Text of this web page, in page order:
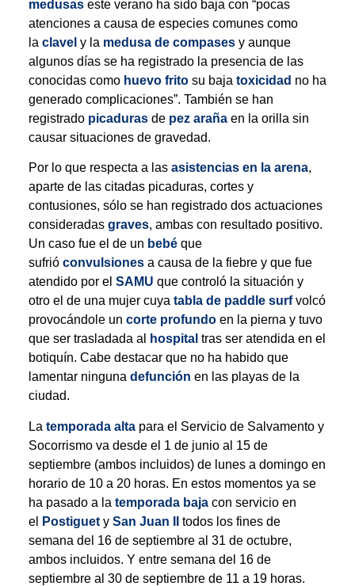
medusaseste verano ha sido baja con “pocas
atenciones a causa de especies comunes como
la clavel y la medusa de compasesy aunque
algunos días se ha registrado la presencia de las
conocidas como huevo fritosu baja toxicidad no ha
generado complicaciones”. También se han
registrado picadurasde pez arañaen la orilla sin
causar situaciones de gravedad.
Por lo que respecta a las asistencias en la arena,
aparte de las citadas picaduras, cortes y
contusiones, sólo se han registrado dos actuaciones
consideradas graves, ambas con resultado positivo.
Un caso fue el de un bebéque
sufrió convulsionesa causa de la fiebre y que fue
atendido por el SAMU que controló la situación y
otro el de una mujer cuya tabla de paddle surfvolcó
provocándole un corte profundoen la pierna y tuvo
que ser trasladada al
hospital tras ser atendida en el
botiquín. Cabe destacar que no ha habido que
lamentar ninguna defunción en las playas de la
ciudad.
La temporada altapara el Servicio de Salvamento y
Socorrismo va desde el 1 de junio al 15 de
septiembre (ambos incluidos) de lunes a domingo en
horario de 10 a 20 horas. En estos momentos ya se
ha pasado a la temporada bajacon servicio en
el
Postiguety San Juan II
todos los fines de
semana del 16 de septiembre al 31 de octubre,
ambos incluidos. Y entre semana del 16 de
septiembre al 30 de septiembre de 11 a 19 horas.